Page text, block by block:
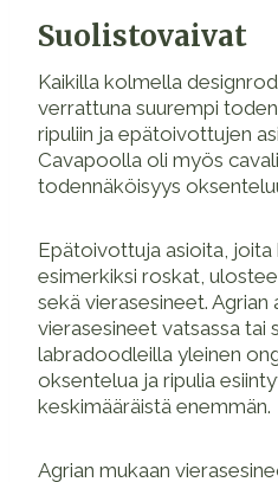
Suolistovaivat
Kaikilla kolmella
verrattuna suurempi
ripuliin ja epätoivottujen
Cavapoolla oli myös
todennäköisyys
Epätoivottuja asioita,
esimerkiksi roskat,
sekä vierasesineet. Agrian
vierasesineet vatsassa tai
labradoodleilla yleinen
oksentelua ja ripulia
keskimääräistä enemmän.
Agrian mukaan